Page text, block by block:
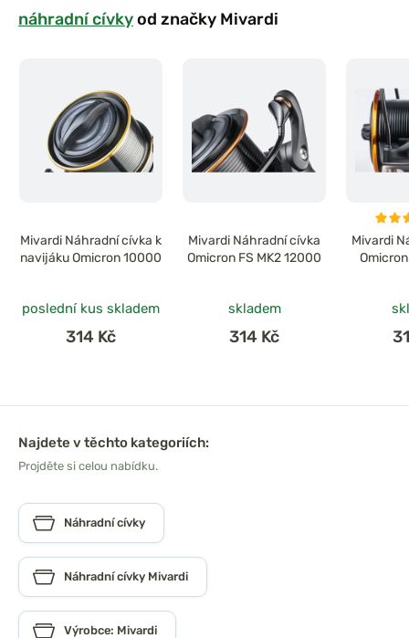
náhradní cívkyod značky Mivardi
Mivardi Náhradní cívka k
navijáku Omicron 10000
poslední kus skladem
314 Kč
Mivardi Náhradní cívka
Omicron FS MK2 12000
skladem
314 Kč
Mivardi
Najdete v těchto kategoriích:
Projděte si celou nabídku.
Náhradní cívky
Náhradní cívky Mivardi
Výrobce: Mivardi